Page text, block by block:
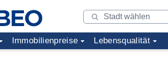
Immobilienpreise Lebensqualität